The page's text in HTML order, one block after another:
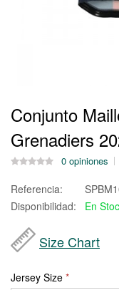
Conjunto
Grenadiers
0 opiniones
Referencia:
Disponibilidad:
En
Size Chart
Jersey Size